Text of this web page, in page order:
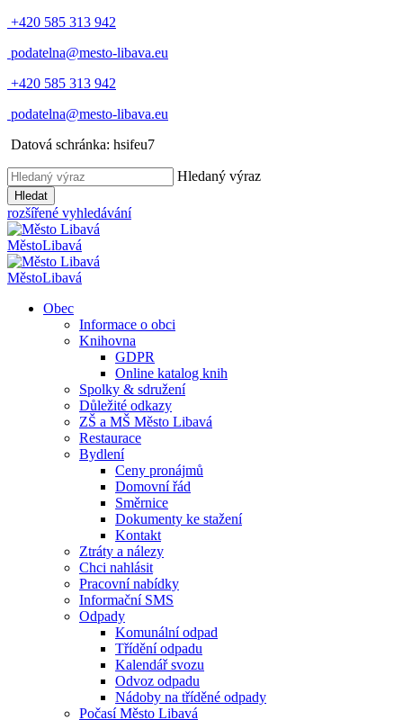
+420 585 313 942
podatelna@mesto-libava.eu
+420 585 313 942
podatelna@mesto-libava.eu
Datová schránka: hsifeu7
Hledaný výraz
Hledat
rozšířené vyhledávání
MěstoLibavá
MěstoLibavá
Obec
Informace o obci
Knihovna
GDPR
Online katalog knih
Spolky & sdružení
Důležité odkazy
ZŠ a MŠ Město Libavá
Restaurace
Bydlení
Ceny pronájmů
Domovní řád
Směrnice
Dokumenty ke stažení
Kontakt
Ztráty a nálezy
Chci nahlásit
Pracovní nabídky
Informační SMS
Odpady
Komunální odpad
Třídění odpadu
Kalendář svozu
Odvoz odpadu
Nádoby na tříděné odpady
Počasí Město Libavá